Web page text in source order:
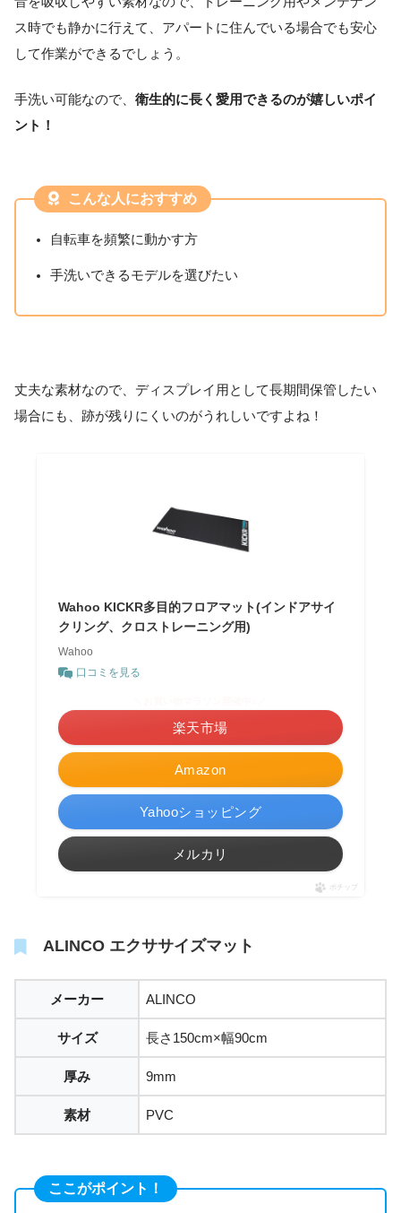
ス時でも静かに行えて、アパートに住んでいる場合でも安心
して作業ができるでしょう。
手洗い可能なので、 衛生的に長く愛用できるのが嬉しいポイ
ント！
こんな人におすすめ
自転車を頻繁に動かす方
手洗いできるモデルを選びたい
丈夫な素材なので、ディスプレイ用として長期間保管したい
場合にも、跡が残りにくいのがうれしいですよね！
Wahoo KICKR多目的フロアマット(インドアサイ
クリング、クロストレーニング用)
Wahoo
口コミを見る
Amazon
楽天市場
Yahooショッピング
メルカリ
ポチップ
ALINCO エクササイズマット
メーカー ALINCO
サイズ 長さ150cm×幅90cm
厚み 9mm
素材 PVC
ここがポイント！